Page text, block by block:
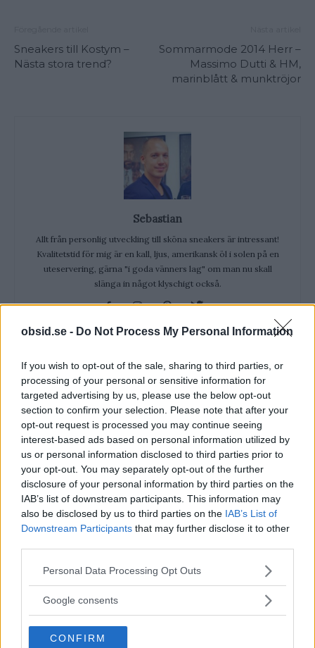
obsid.se - Do Not Process My Personal Information
If you wish to opt-out of the sale, sharing to third parties, or
processing of your personal or sensitive information for
targeted advertising by us, please use the below opt-out
section to confirm your selection. Please note that after your
opt-out request is processed you may continue seeing
interest-based ads based on personal information utilized by
us or personal information disclosed to third parties prior to
your opt-out. You may separately opt-out of the further
disclosure of your personal information by third parties on the
IAB’s list of downstream participants. This information may
also be disclosed by us to third parties on the IAB’s List of
Downstream Participants that may further disclose it to other
Please note that this website/app uses one or more Google
not limited to your visit or usage behaviour. You may click to
use your data for below specified purposes in below Google
consent section.
Personal Data Processing Opt Outs
Google consents
CONFIRM
Sneakers till Kostym –
Nästa stora trend?
Sommarmode 2014 Herr –
Massimo Dutti & HM,
marinblått & munktröjor
Sebastian
Allt från personlig utveckling till sköna sneakers är intressant!
Kvalitetstid för mig är en kall, ljus, amerikansk öl i solen på en
uteservering, gärna "i goda vänners lag" om man nu skall
slänga in något klyschigt också.
VECKANS MEST LÄSTA
Klädkod Sommarfin – Vad Betyder Det
Och Hur Ska Du Klä...
5 Tidlösa Frisyrer För Män Som Aldrig Blir
Omoderna
Färganalys – Få Svar På Frågan: Vilka
Färger Passar Jag I?